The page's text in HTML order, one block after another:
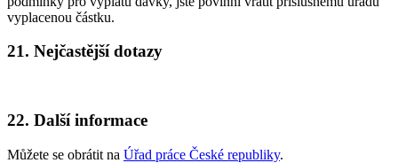
vyplacenou částku.
21. Nejčastější dotazy
22. Další informace
Můžete se obrátit na Úřad práce České republiky.